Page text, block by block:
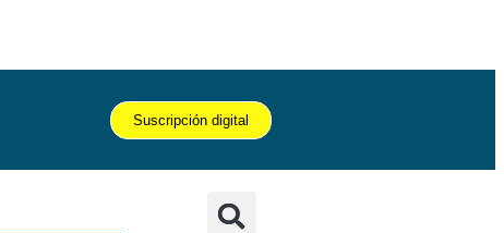
Suscripción digital